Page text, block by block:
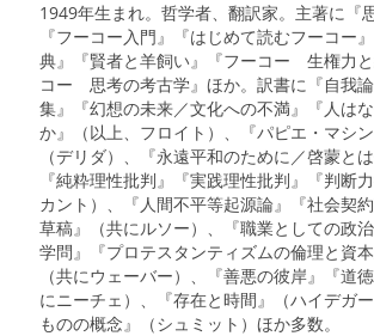
1949年生まれ。哲学者、翻訳家。主著に『
『フーコー入門』『はじめて読むフーコー
典』『賢者と羊飼い』『フーコー 生権力
コー 思考の考古学』ほか。訳書に『自我
集』『幻想の未来／文化への不満』『人は
か』（以上、フロイト）、『パピエ・マシン
（デリダ）、『永遠平和のために／啓蒙と
『純粋理性批判』『実践理性批判』『判断
カント）、『人間不平等起源論』『社会契
草稿』（共にルソー）、『職業としての政
学問』『プロテスタンティズムの倫理と資本
（共にウェーバー）、『善悪の彼岸』『道
にニーチェ）、『存在と時間』（ハイデガ
ものの概念』（シュミット）ほか多数。